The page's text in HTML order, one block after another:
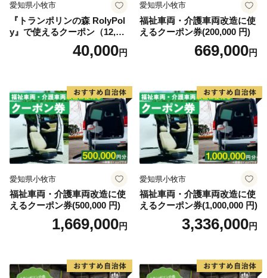
お、お客様からいただいた個人情報は、商品の発送、事
務連絡、いただいたふるさと納税の使い道に関する報
告、あわら市が主催・出展するふるさと納税関連イベン
ト情報の提供及びあわら市のふるさと納税に関する情報
子メールの配信やパンフレット等の資料の郵送をさせて
いただくことがあります。
御不明な点や、電子メールの配信又は資料の郵送停止等
のご希望がございましたら、ふるさと納税担当
(furusato@city-awara.com)までご連絡ください。
愛知県小牧市
『トランポリンの森 RolyPol
y』で使えるクーポン（12,00
40,000円
愛知県小牧市
福祉車両・介護車両改造に使
えるクーポン券(200,000 円)
669,000円
愛知県小牧市
福祉車両・介護車両改造に使
えるクーポン券(500,000 円)
1,669,000円
愛知県小牧市
福祉車両・介護車両改造に使
えるクーポン券(1,000,000 円)
3,336,000円